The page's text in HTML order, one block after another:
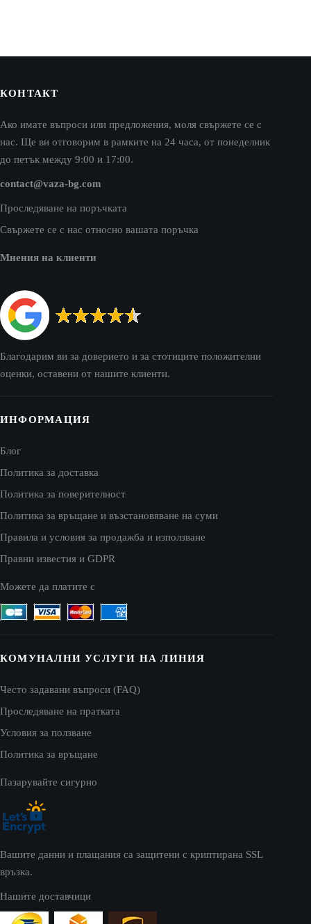
КОНТАКТ
Ако имате въпроси или предложения, моля свържете се с
нас. Ще ви отговорим в рамките на 24 часа, от понеделник
до петък между 9:00 и 17:00.
contact@vaza-bg.com
Проследяване на поръчката
Свържете се с нас относно вашата поръчка
Мнения на клиенти
Благодарим ви за доверието и за стотиците положителни
оценки, оставени от нашите клиенти.
ИНФОРМАЦИЯ
Блог
Политика за доставка
Политика за поверителност
Политика за връщане и възстановяване на суми
Правила и условия за продажба и използване
Правни известия и GDPR
Можете да платите с
КОМУНАЛНИ УСЛУГИ НА ЛИНИЯ
Често задавани въпроси (FAQ)
Проследяване на пратката
Условия за ползване
Политика за връщане
Пазарувайте сигурно
Вашите данни и плащания са защитени с криптирана SSL
връзка.
Нашите доставчици